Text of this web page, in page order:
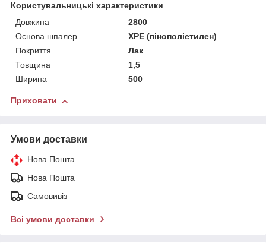
Користувальницькі характеристики
Довжина
2800
Основа шпалер
XPE (пінополіетилен)
Покриття
Лак
Товщина
1,5
Ширина
500
Приховати
Умови доставки
Нова Пошта
Нова Пошта
Самовивіз
Всі умови доставки